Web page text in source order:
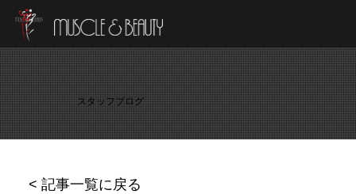
< 記事一覧に戻る
スタッフブログ